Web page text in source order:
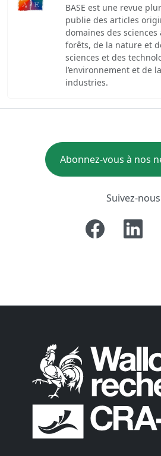
BASE est une revue
publie des articles
domaines des
forêts, de la nature et
sciences et des
l’environnement et de
industries.
Abonnez-vous à nos
Suivez-nous